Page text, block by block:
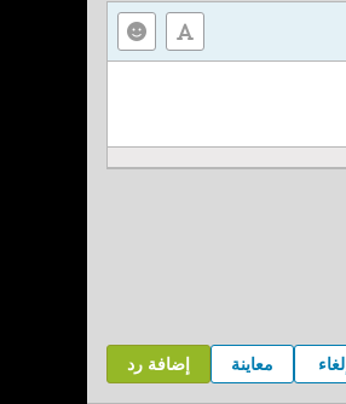
إضافة رد معاينة إلغاء